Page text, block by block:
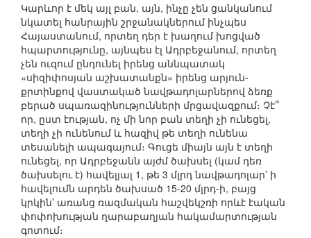
Կարևոր է մեկ այլ բան, այն, ինչը չեն ցանկանում
նկատել հանրային շրջանակներում ինչպես
Հայաստանում, որտեղ դեր է խաղում խոցված
հպարտությունը, այնպես էլ Ադրբեջանում, որտեղ
չեն ուզում ընդունել իրենց աննպատակ
«սիզիփոսյան աշխատանքն» իրենց արյուն-
քրտինքով վաստակած նավթադոլարներով ձեռք
բերած սպառազինությունների մրցավազքում։ Չէ՞
որ, ըստ էության, ոչ մի նոր բան տեղի չի ունեցել,
տեղի չի ունենում և հազիվ թե տեղի ունենա
տեսանելի ապագայում։ Գուցե միայն այն է տեղի
ունեցել, որ Ադրբեջանն այժմ ծախսել (կամ դեռ
ծախսելու է) հավելյալ 1, թե 3 մլրդ նավթադոլար՝ ի
հավելումն արդեն ծախսած 15-20 մլրդ-ի, բայց
կրկին՝ առանց ռազմական հաշվեկշռի որևէ էական
փոփոխության ղարաբաղյան հակամարտության
գոտում։